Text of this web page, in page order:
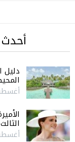
دليل
أغسطس 5,
أغسطس 5,